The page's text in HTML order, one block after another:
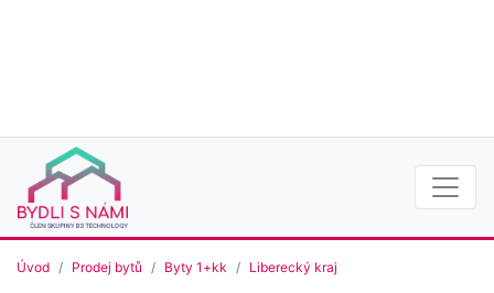
Úvod Prodej bytů Byty 1+kk Liberecký kraj